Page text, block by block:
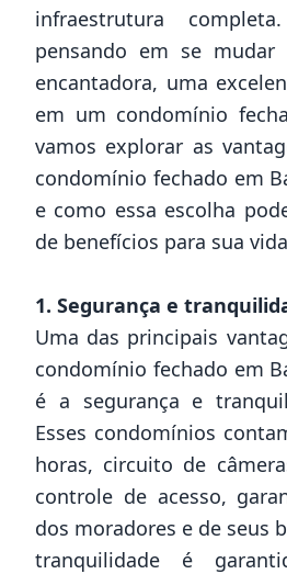
infraestrutura
pensando em se mudar
encantadora, uma
em um condomínio
vamos explorar as
condomínio fechado em
e como essa escolha
de benefícios para sua
1. Segurança e
Uma das principais
condomínio fechado em
é a segurança e
Esses condomínios
horas, circuito de
controle de acesso,
dos moradores e de seus
tranquilidade é